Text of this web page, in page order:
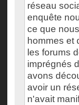
réseau
enquête
ce que
hommes et
les forums
imprégnés
avons
avoir un
n'avait